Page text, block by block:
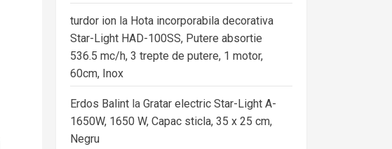
turdor ion la Hota incorporabila decorativa
Star-Light HAD-100SS, Putere absortie
536.5 mc/h, 3 trepte de putere, 1 motor,
60cm, Inox
Erdos Balint laGratar electric Star-Light A-
1650W, 1650 W, Capac sticla, 35 x 25 cm,
Negru